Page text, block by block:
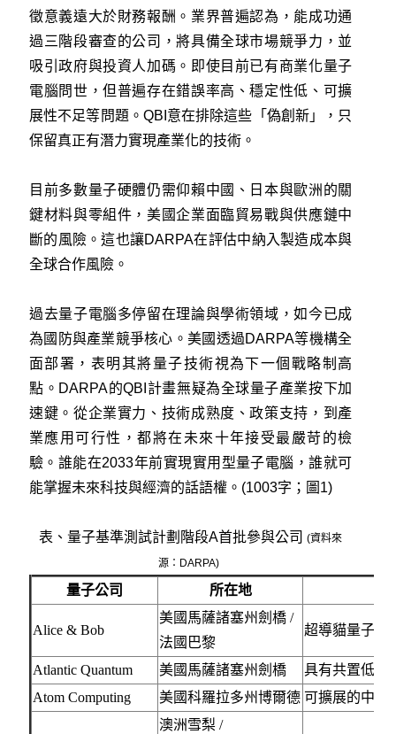
徵意義遠大於財務報酬。業界普遍認為，能成功通
過三階段審查的公司，將具備全球市場競爭力，並
吸引政府與投資人加碼。即使目前已有商業化量子
電腦問世，但普遍存在錯誤率高、穩定性低、可擴
展性不足等問題。QBI意在排除這些「偽創新」，只
保留真正有潛力實現產業化的技術。
目前多數量子硬體仍需仰賴中國、日本與歐洲的關
鍵材料與零組件，美國企業面臨貿易戰與供應鏈中
斷的風險。這也讓DARPA在評估中納入製造成本與
全球合作風險。
過去量子電腦多停留在理論與學術領域，如今已成
為國防與產業競爭核心。美國透過DARPA等機構全
面部署，表明其將量子技術視為下一個戰略制高
點。DARPA的QBI計畫無疑為全球量子產業按下加
速鍵。從企業實力、技術成熟度、政策支持，到產
業應用可行性，都將在未來十年接受最嚴苛的檢
驗。誰能在2033年前實現實用型量子電腦，誰就可
能掌握未來科技與經濟的話語權。(1003字；圖1)
表、量子基準測試計劃階段A首批參與公司(資料來
源：DARPA)
量子公司 所在地
Alice & Bob
美國馬薩諸塞州劍橋 /
法國巴黎
超導貓量子位
Atlantic Quantum 美國馬薩諸塞州劍橋
具有共置低溫
Atom Computing
美國科羅拉多州博爾德 可擴展的中性
澳洲雪梨 /